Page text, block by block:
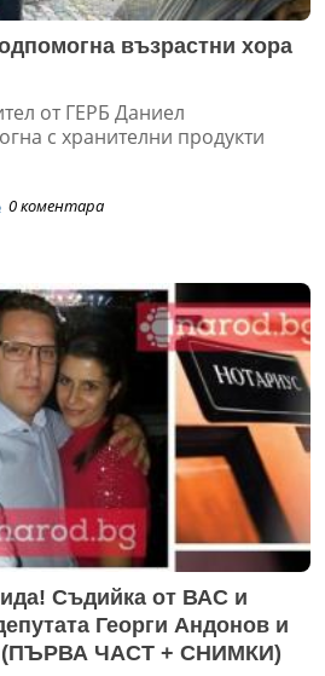
възрастни хора
от ГЕРБ Даниел
с хранителни продукти
0коментара
Съдийка от ВАС и
Георги Андонов и
(ПЪРВА ЧАСТ + СНИМКИ)